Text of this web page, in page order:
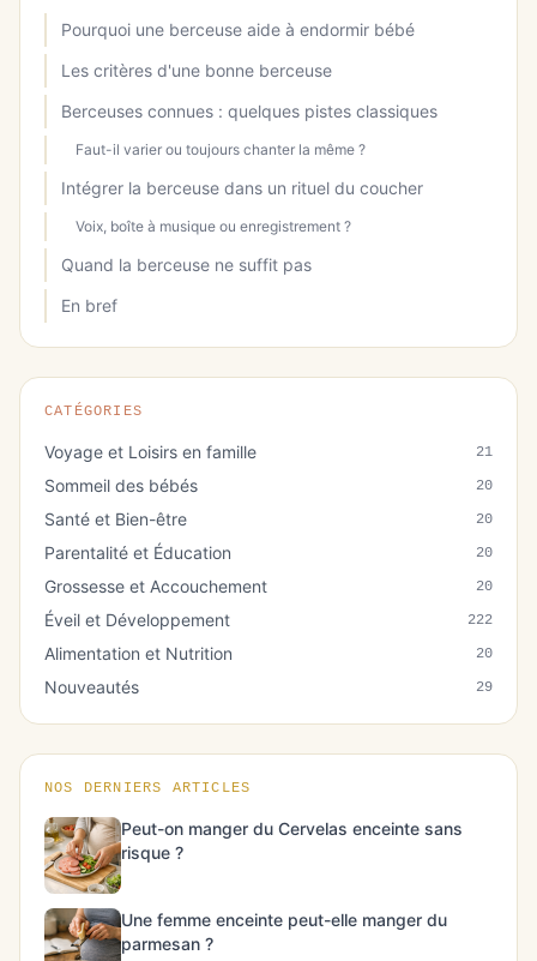
Pourquoi une berceuse aide à endormir bébé
Les critères d'une bonne berceuse
Berceuses connues : quelques pistes classiques
Faut-il varier ou toujours chanter la même ?
Intégrer la berceuse dans un rituel du coucher
Voix, boîte à musique ou enregistrement ?
Quand la berceuse ne suffit pas
En bref
CATÉGORIES
Voyage et Loisirs en famille 21
Sommeil des bébés 20
Santé et Bien-être 20
Parentalité et Éducation 20
Grossesse et Accouchement 20
Éveil et Développement 222
Alimentation et Nutrition 20
Nouveautés 29
NOS DERNIERS ARTICLES
Peut-on manger du Cervelas enceinte sans
risque ?
Une femme enceinte peut-elle manger du
parmesan ?